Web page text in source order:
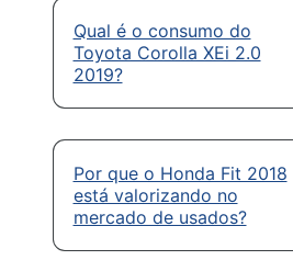
Qual é o consumo do
Toyota Corolla XEi 2.0
2019?
Por que o Honda Fit 2018
está valorizando no
mercado de usados?